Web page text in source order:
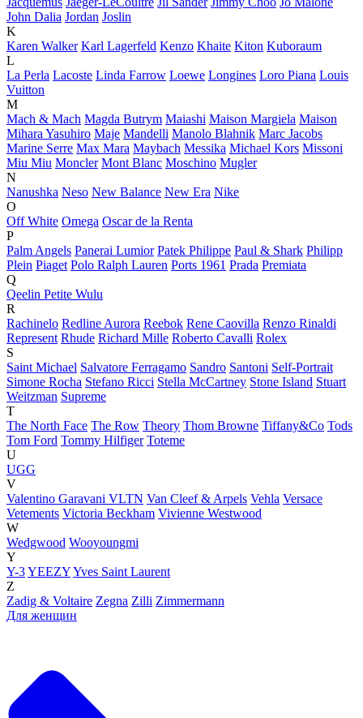
John Dalia Jordan Joslin
K
Karen Walker Karl Lagerfeld Kenzo Khaite Kiton Kuboraum
L
La Perla Lacoste Linda Farrow Loewe Longines Loro Piana Louis
Vuitton
M
Mach & Mach Magda Butrym Maiashi Maison Margiela Maison
Mihara Yasuhiro Maje Mandelli Manolo Blahnik Marc Jacobs
Marine Serre Max Mara Maybach Messika Michael Kors Missoni
Miu Miu Moncler Mont Blanc Moschino Mugler
N
Nanushka Neso New Balance New Era Nike
O
Off White Omega Oscar de la Renta
P
Palm Angels Panerai Lumior Patek Philippe Paul & Shark Philipp
Plein Piaget Polo Ralph Lauren Ports 1961 Prada Premiata
Q
Qeelin Petite Wulu
R
Rachinelo Redline Aurora Reebok Rene Caovilla Renzo Rinaldi
Represent Rhude Richard Mille Roberto Cavalli Rolex
S
Saint Michael Salvatore Ferragamo Sandro Santoni Self-Portrait
Simone Rocha Stefano Ricci Stella McCartney Stone Island Stuart
Weitzman Supreme
T
The North Face The Row Theory Thom Browne Tiffany&Co Tods
Tom Ford Tommy Hilfiger Toteme
U
UGG
V
Valentino Garavani VLTN Van Cleef & Arpels Vehla Versace
Vetements Victoria Beckham Vivienne Westwood
W
Wedgwood Wooyoungmi
Y
Y-3YEEZYYves Saint Laurent
Z
Zadig & Voltaire Zegna Zilli Zimmermann
Для женщин